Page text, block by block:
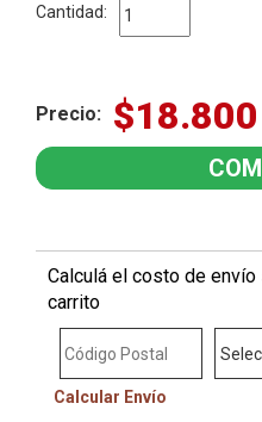
Cantidad:
Precio: $18.800
Calculá el costo de
carrito
Calcular Envío